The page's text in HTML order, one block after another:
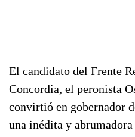
El candidato del Frente
Concordia, el peronista
convirtió en gobernador
una inédita y